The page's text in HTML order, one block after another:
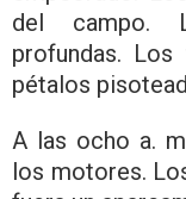
del campo.
profundas.
pétalos
A las ocho a.
los motores.